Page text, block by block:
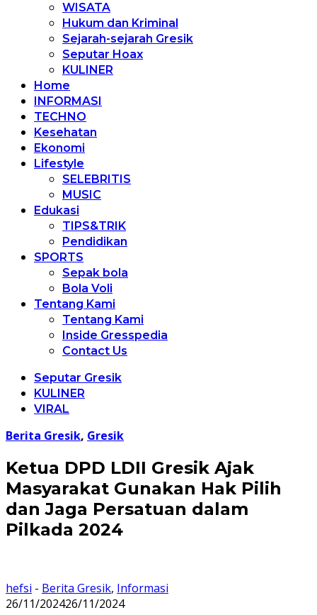
WISATA
Hukum dan Kriminal
Sejarah-sejarah Gresik
Seputar Hoax
KULINER
Home
INFORMASI
TECHNO
Kesehatan
Ekonomi
Lifestyle
SELEBRITIS
MUSIC
Edukasi
TIPS&TRIK
Pendidikan
SPORTS
Sepak bola
Bola Voli
Tentang Kami
Tentang Kami
Inside Gresspedia
Contact Us
Seputar Gresik
KULINER
VIRAL
Berita Gresik, Gresik
Ketua DPD LDII Gresik Ajak
Masyarakat Gunakan Hak Pilih
dan Jaga Persatuan dalam
Pilkada 2024
hefsi - Berita Gresik, Informasi
26/11/202426/11/2024